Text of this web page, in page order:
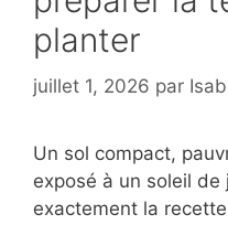
planter
juillet 1, 2026 par
Un sol compact,
exposé à un soleil
exactement la